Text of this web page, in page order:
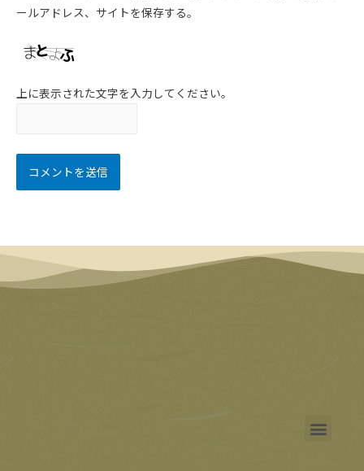
ールアドレス、サイトを保存する。
上に表示された文字を入力してください。